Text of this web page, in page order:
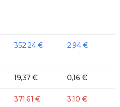
352,24 € 2,94 €
19,37 € 0,16 €
371,61 € 3,10 €